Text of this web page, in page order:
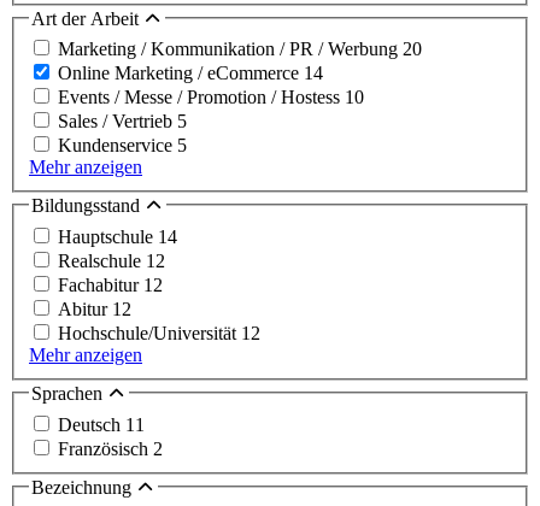
Art der Arbeit
Marketing / Kommunikation / PR / Werbung 20
Online Marketing / eCommerce 14
Events / Messe / Promotion / Hostess 10
Sales / Vertrieb 5
Kundenservice 5
Mehr anzeigen
Bildungsstand
Hauptschule 14
Realschule 12
Fachabitur 12
Abitur 12
Hochschule/Universität 12
Mehr anzeigen
Sprachen
Deutsch 11
Französisch 2
Bezeichnung